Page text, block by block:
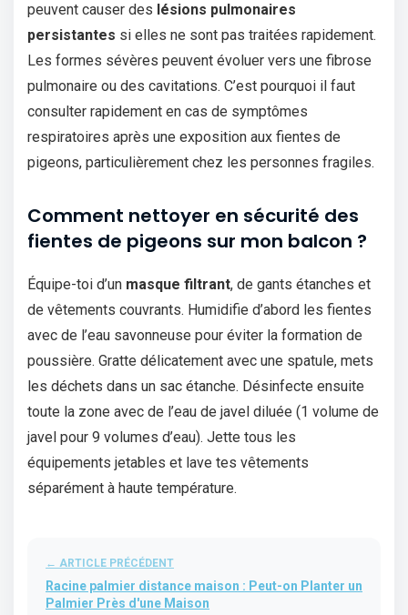
peuvent causer des lésions pulmonaires
persistantes si elles ne sont pas traitées rapidement.
Les formes sévères peuvent évoluer vers une fibrose
pulmonaire ou des cavitations. C’est pourquoi il faut
consulter rapidement en cas de symptômes
respiratoires après une exposition aux fientes de
pigeons, particulièrement chez les personnes fragiles.
Comment nettoyer en sécurité des
fientes de pigeons sur mon balcon ?
Équipe-toi d’un masque filtrant, de gants étanches et
de vêtements couvrants. Humidifie d’abord les fientes
avec de l’eau savonneuse pour éviter la formation de
poussière. Gratte délicatement avec une spatule, mets
les déchets dans un sac étanche. Désinfecte ensuite
toute la zone avec de l’eau de javel diluée (1 volume de
javel pour 9 volumes d’eau). Jette tous les
équipements jetables et lave tes vêtements
séparément à haute température.
← ARTICLE PRÉCÉDENT
Racine palmier distance maison : Peut-on Planter un
Palmier Près d'une Maison